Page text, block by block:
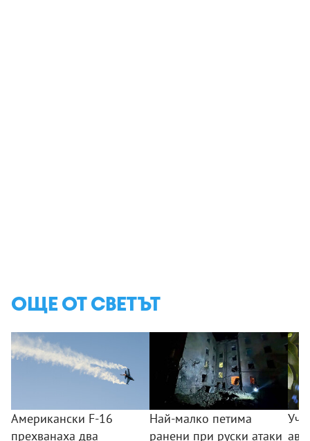
ОЩЕ ОТ СВЕТЪТ
Американски F-16
прехванаха два
Най-малко петима
ранени при руски атаки